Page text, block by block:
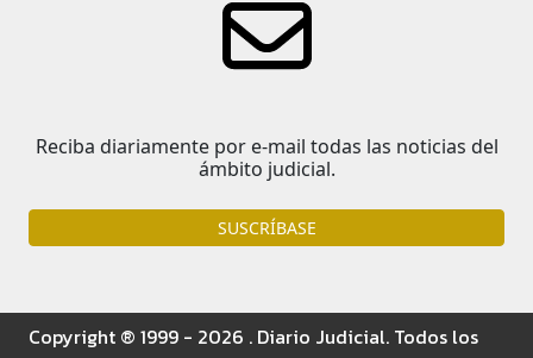
Reciba diariamente por e-mail todas las noticias del
ámbito judicial.
SUSCRÍBASE
Copyright ® 1999 - 2026 . Diario Judicial. Todos los